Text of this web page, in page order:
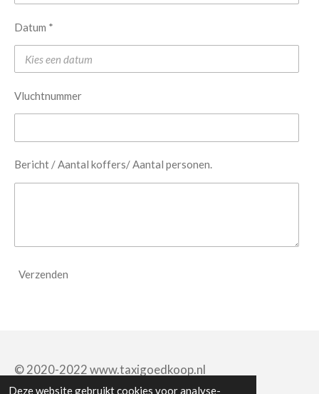
Deze website gebruikt cookies voor analyse-
Datum *
Vluchtnummer
Bericht / Aantal koffers/ Aantal personen.
Verzenden
© 2020-2022 www.taxigoedkoop.nl
Powered byJouwWeb